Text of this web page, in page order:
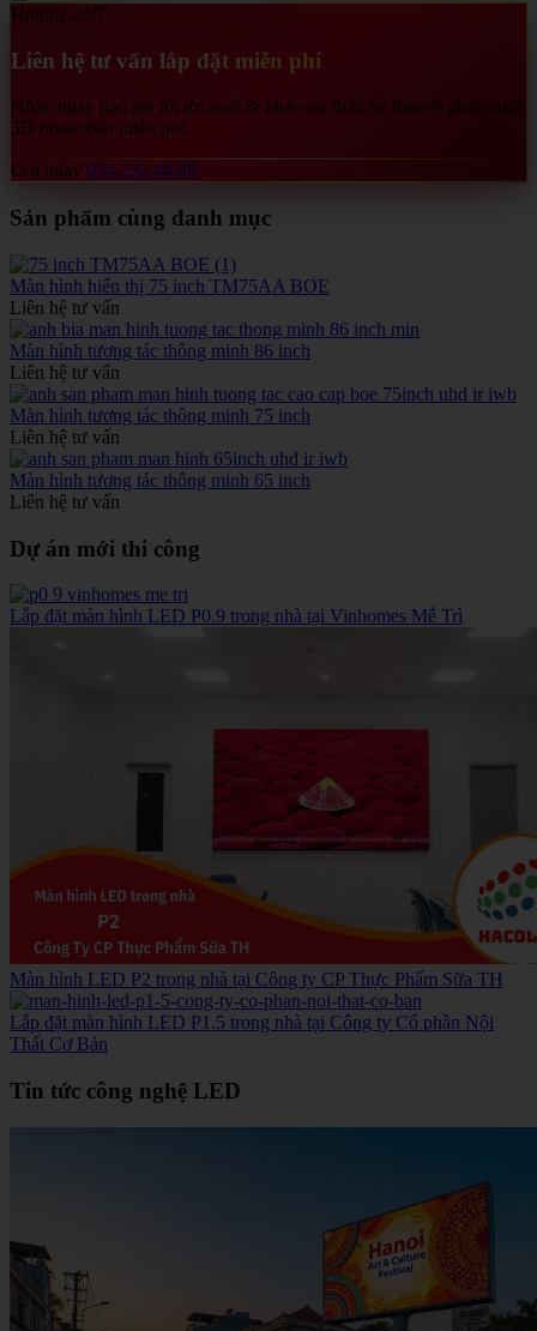
Hotline 24/7
Liên hệ tư vấn lắp đặt miễn phí
Nhận ngay báo giá tối ưu nhất & khảo sát thiết kế bản vẽ phối cảnh
3D hoàn toàn miễn phí.
Gọi ngay 034.232.44.88
Sản phẩm cùng danh mục
Màn hình hiển thị 75 inch TM75AA BOE
Liên hệ tư vấn
Màn hình tương tác thông minh 86 inch
Liên hệ tư vấn
Màn hình tương tác thông minh 75 inch
Liên hệ tư vấn
Màn hình tương tác thông minh 65 inch
Liên hệ tư vấn
Dự án mới thi công
Lắp đặt màn hình LED P0.9 trong nhà tại Vinhomes Mễ Trì
Màn hình LED P2 trong nhà tại Công ty CP Thực Phẩm Sữa TH
Lắp đặt màn hình LED P1.5 trong nhà tại Công ty Cổ phần Nội
Thất Cơ Bản
Tin tức công nghệ LED